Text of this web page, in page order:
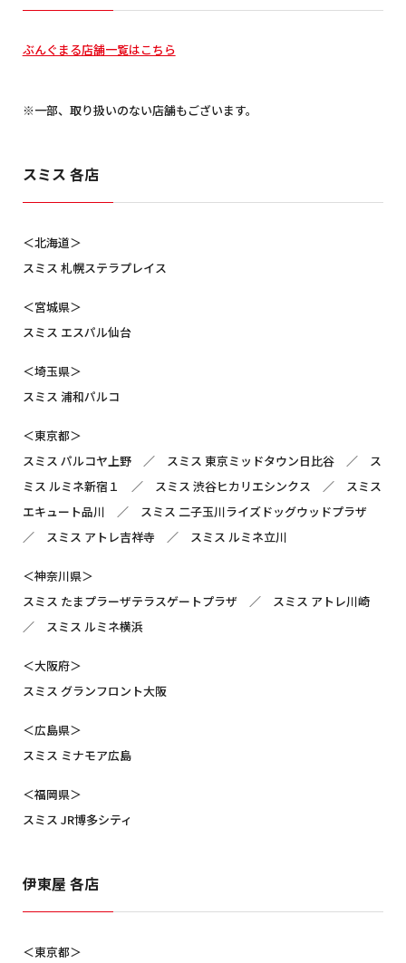
ぶんぐまる店舗一覧はこちら
※一部、取り扱いのない店舗もございます。
スミス 各店
＜北海道＞
スミス 札幌ステラプレイス
＜宮城県＞
スミス エスパル仙台
＜埼玉県＞
スミス 浦和パルコ
＜東京都＞
スミス パルコヤ上野 ／ スミス 東京ミッドタウン日比谷 ／ ス
ミス ルミネ新宿１ ／ スミス 渋谷ヒカリエシンクス ／ スミス
エキュート品川 ／ スミス 二子玉川ライズドッグウッドプラザ
／ スミス アトレ吉祥寺 ／ スミス ルミネ立川
＜神奈川県＞
スミス たまプラーザテラスゲートプラザ ／ スミス アトレ川崎
／ スミス ルミネ横浜
＜大阪府＞
スミス グランフロント大阪
＜広島県＞
スミス ミナモア広島
＜福岡県＞
スミス JR博多シティ
伊東屋 各店
＜東京都＞